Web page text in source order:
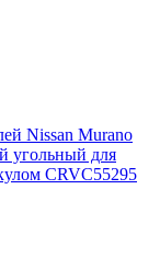
Nissan Murano
угольный для
CRVC55295